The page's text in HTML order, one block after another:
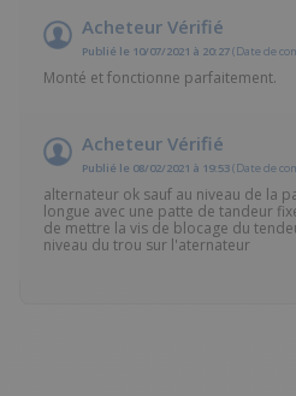
Acheteur Vérifié
Publié le 10/07/2021 à 20:27(Date de
Monté et fonctionne parfaitement.
Acheteur Vérifié
Publié le 08/02/2021 à 19:53(Date de
alternateur ok sauf au niveau de la
longue avec une patte de tandeur
de mettre la vis de blocage du
niveau du trou sur l'aternateur